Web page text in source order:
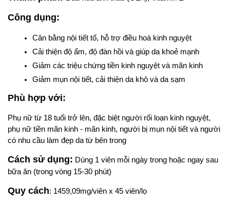
Công dụng:
Cân bằng nội tiết tố, hỗ trợ điều hoà kinh nguyệt
Cải thiện độ ẩm, độ đàn hồi và giúp da khoẻ mạnh
Giảm các triệu chứng tiền kinh nguyệt và mãn kinh
Giảm mụn nội tiết, cải thiện da khô và da sạm
Phù hợp với:
Phụ nữ từ 18 tuổi trở lên, đặc biệt người rối loạn kinh nguyệt,
phụ nữ tiền mãn kinh - mãn kinh, người bị mụn nội tiết và người
có nhu cầu làm đẹp da từ bên trong
Cách sử dụng: Dùng 1 viên mỗi ngày trong hoặc ngay sau
bữa ăn (trong vòng 15-30 phút)
Quy cách: 1459,09mg/viên x 45 viên/lọ